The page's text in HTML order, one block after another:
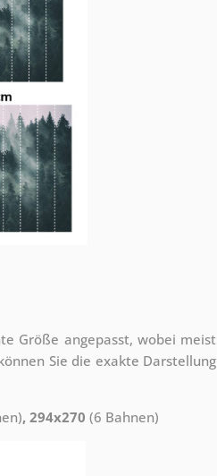
Größe angepasst, wobei meist
Sie die exakte Darstellung
, 294x270 (6 Bahnen)